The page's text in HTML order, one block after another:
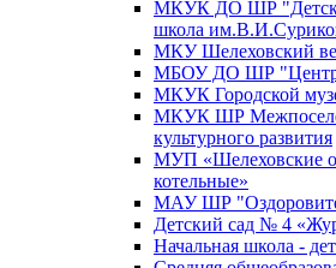
МКУК ДО ШР
школа
МКУ Шелеховский
МБОУ ДО ШР "Центр
МКУК Городской
МКУК ШР
культурного развития
МУП «Шелеховские
котельные»
МАУ ШР
Детский сад № 4
Начальная школа -